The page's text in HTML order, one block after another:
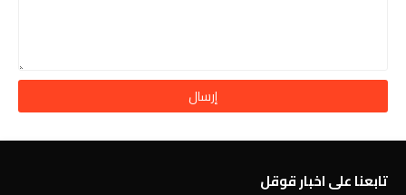
تابعنا على اخبار قوقل